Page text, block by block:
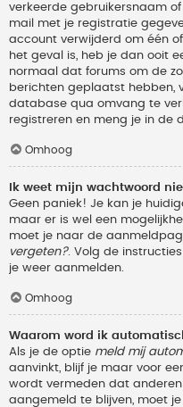
verkeerde gebruikersnaam
mail met je registratie
account verwijderd om één
het geval is, heb je dan ooit
normaal dat forums om de
berichten geplaatst hebben,
database qua omvang te
registreren en meng je in de
Omhoog
Ik weet mijn wachtwoord
Geen paniek! Je kan je
maar er is wel een
moet je naar de
vergeten?. Volg de
je weer aanmelden.
Omhoog
Waarom word ik
Als je de optie meld mij
aanvinkt, blijf je maar voor
wordt vermeden dat
aangemeld te blijven, moet